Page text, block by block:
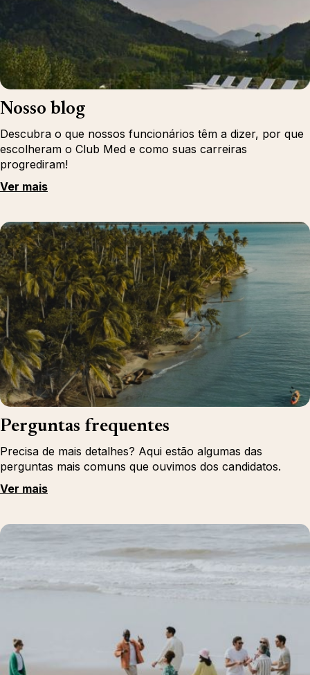
Nosso blog
Descubra o que nossos funcionários têm a dizer, por que
escolheram o Club Med e como suas carreiras
progrediram!
Ver mais
Perguntas frequentes
Precisa de mais detalhes? Aqui estão algumas das
perguntas mais comuns que ouvimos dos candidatos.
Ver mais